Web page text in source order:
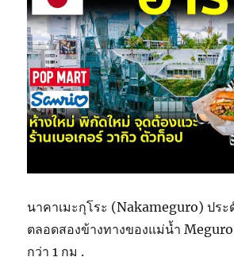
นาคาเมะกุโระ (Nakameguro) ประ
ตลอดสองข้างทางของแม่น้ำ Meguro
กว่า 1 กม .